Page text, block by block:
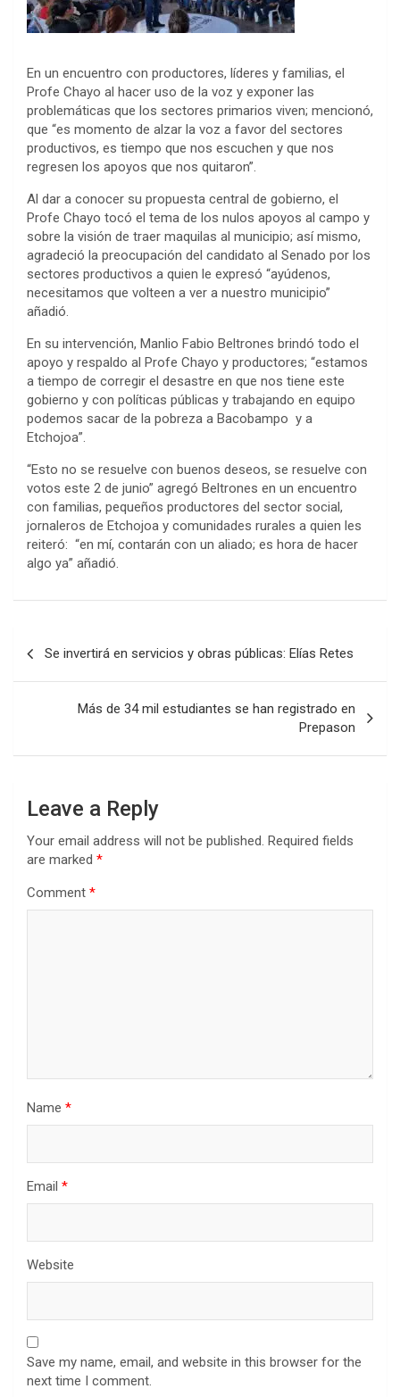
En un encuentro con productores, líderes y familias, el
Profe Chayo al hacer uso de la voz y exponer las
problemáticas que los sectores primarios viven; mencionó,
que “es momento de alzar la voz a favor del sectores
productivos, es tiempo que nos escuchen y que nos
regresen los apoyos que nos quitaron”.
Al dar a conocer su propuesta central de gobierno, el
Profe Chayo tocó el tema de los nulos apoyos al campo y
sobre la visión de traer maquilas al municipio; así mismo,
agradeció la preocupación del candidato al Senado por los
sectores productivos a quien le expresó “ayúdenos,
necesitamos que volteen a ver a nuestro municipio”
añadió.
En su intervención, Manlio Fabio Beltrones brindó todo el
apoyo y respaldo al Profe Chayo y productores; “estamos
a tiempo de corregir el desastre en que nos tiene este
gobierno y con políticas públicas y trabajando en equipo
podemos sacar de la pobreza a Bacobampo y a
Etchojoa”.
“Esto no se resuelve con buenos deseos, se resuelve con
votos este 2 de junio” agregó Beltrones en un encuentro
con familias, pequeños productores del sector social,
jornaleros de Etchojoa y comunidades rurales a quien les
reiteró: “en mí, contarán con un aliado; es hora de hacer
algo ya” añadió.
Se invertirá en servicios y obras públicas: Elías Retes
Más de 34 mil estudiantes se han registrado en
Prepason
Leave a Reply
Your email address will not be published. Required fields
are marked *
Comment *
Name *
Email *
Website
Save my name, email, and website in this browser for the
next time I comment.